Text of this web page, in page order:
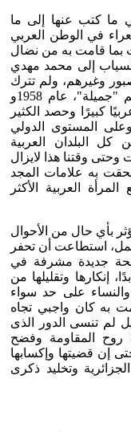
ما كتب عنها إلى ما
في الوطن العربي
بما قامت به من نضال
إلى محمد مهدي
وغيرهم، ولم تترك
السينما المصرية قصتها حيث أنتج لها فيلم "جميلة"، عام 1958و
كبيرًا وحصد الكثير
وعلى المستوى الدولي
كل البلدان العربية
وحتى وقتنا هذا لايزال
لحقت به علامات المجد
العربية الأكثر
بأي حال من الأحوال
استطاعت أن تحفر
جديدة مشرفة في
إنكارها وتقليلها من
على حد سواء
به كان واجبي تجاه
لم تنسى الدور الذى
روح المقاومة وفضح
إن قضيتها وإكسابها
وتخليد ذكرى